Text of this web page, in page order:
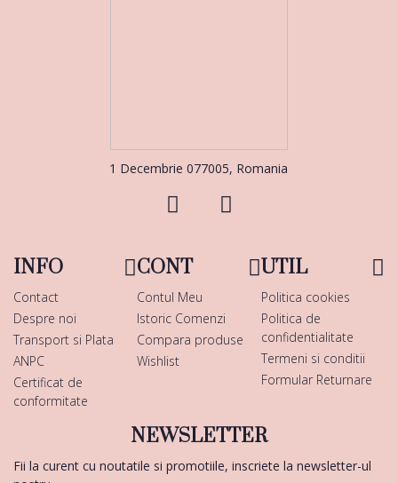
1 Decembrie 077005, Romania
INFO
Contact
Despre noi
Transport si Plata
ANPC
Certificat de
conformitate
CONT
Contul Meu
Istoric Comenzi
Compara produse
Wishlist
UTIL
Politica cookies
Politica de
confidentialitate
Termeni si conditii
Formular Returnare
NEWSLETTER
Fii la curent cu noutatile si promotiile, inscriete la newsletter-ul